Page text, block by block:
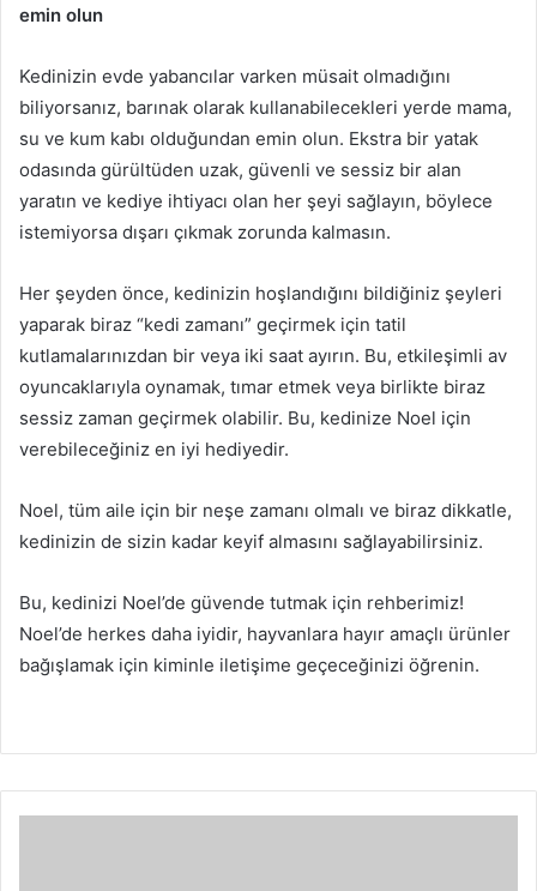
emin olun
Kedinizin evde yabancılar varken müsait olmadığını
biliyorsanız, barınak olarak kullanabilecekleri yerde mama,
su ve kum kabı olduğundan emin olun. Ekstra bir yatak
odasında gürültüden uzak, güvenli ve sessiz bir alan
yaratın ve kediye ihtiyacı olan her şeyi sağlayın, böylece
istemiyorsa dışarı çıkmak zorunda kalmasın.
Her şeyden önce, kedinizin hoşlandığını bildiğiniz şeyleri
yaparak biraz “kedi zamanı” geçirmek için tatil
kutlamalarınızdan bir veya iki saat ayırın. Bu, etkileşimli av
oyuncaklarıyla oynamak, tımar etmek veya birlikte biraz
sessiz zaman geçirmek olabilir. Bu, kedinize Noel için
verebileceğiniz en iyi hediyedir.
Noel, tüm aile için bir neşe zamanı olmalı ve biraz dikkatle,
kedinizin de sizin kadar keyif almasını sağlayabilirsiniz.
Bu, kedinizi Noel’de güvende tutmak için rehberimiz!
Noel’de herkes daha iyidir, hayvanlara hayır amaçlı ürünler
bağışlamak için kiminle iletişime geçeceğinizi öğrenin.